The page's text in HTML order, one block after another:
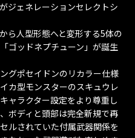
ジェネレーションセレクトシ
ら人型形態へと変形する5体の
ゴッドネプチューン」が誕生
グポセイドンのリカラー仕様
カ型モンスターのスキュウレ
ャラクター設定をより尊重し
ボディと頭部は完全新規で再
ルされていた付属武器関係を